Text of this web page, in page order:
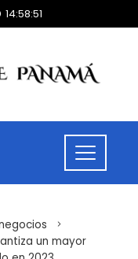
14:58:52
un mayor